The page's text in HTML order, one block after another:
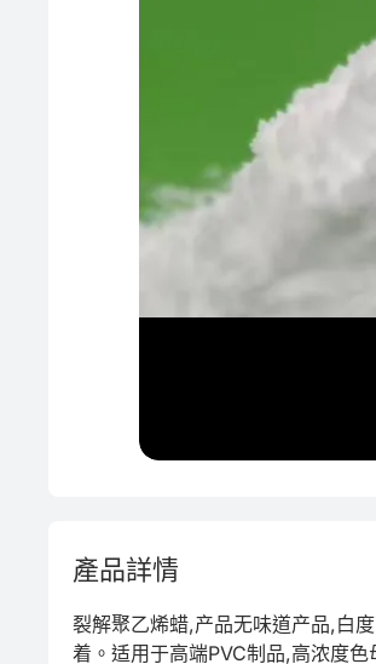
產品詳情
裂解聚乙烯蜡,产品无味道产品,白
着。适用于高端PVC制品,高浓度